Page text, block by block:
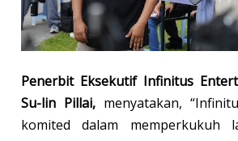
Penerbit Eksekutif Infinitus
Su-lin Pillai, menyatakan,
komited dalam memperkukuh